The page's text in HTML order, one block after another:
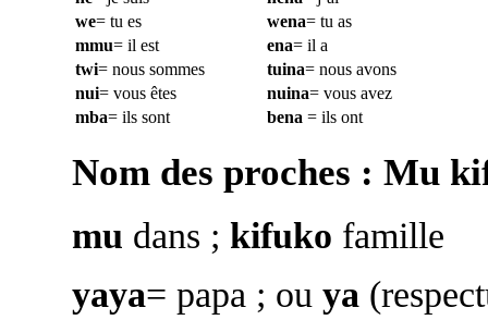
we= tu es wena= tu as
mmu= il est ena= il a
twi= nous sommes tuina= nous avons
nui= vous êtes nuina= vous avez
mba= ils sont bena= ils ont
Nom des proches : Mu
mu dans ; kifuko famille
yaya= papa ; ou ya